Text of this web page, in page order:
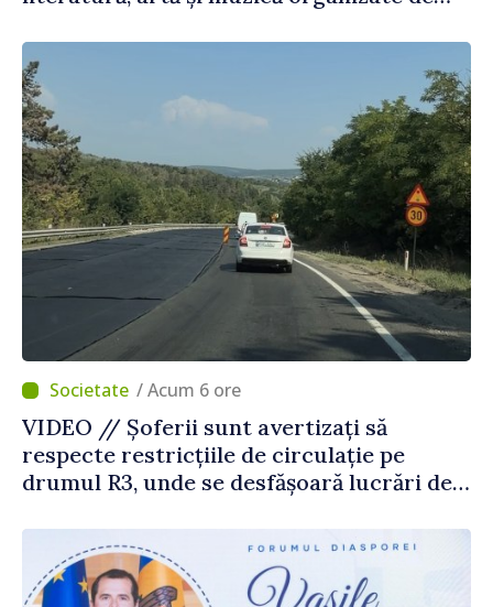
Străinătate
/ Acum 6 ore
VIDEO // Șoferii sunt avertizați să
respecte restricțiile de circulație pe
drumul R3, unde se desfășoară lucrări de